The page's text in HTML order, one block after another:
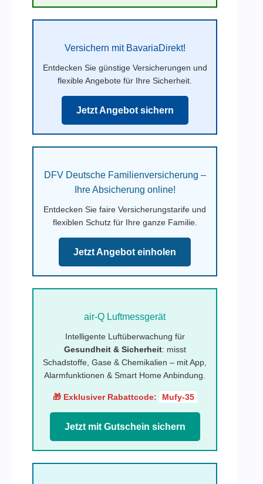
Versichern mit BavariaDirekt!
Entdecken Sie günstige Versicherungen und
flexible Angebote für Ihre Sicherheit.
Jetzt Angebot sichern
DFV Deutsche Familienversicherung –
Ihre Absicherung online!
Entdecken Sie faire Versicherungstarife und
flexiblen Schutz für Ihre ganze Familie.
Jetzt Angebot einholen
air-Q Luftmessgerät
Intelligente Luftüberwachung für
Gesundheit & Sicherheit: misst
Schadstoffe, Gase & Chemikalien – mit App,
Alarmfunktionen & Smart Home Anbindung.
🎁 Exklusiver Rabattcode: Mufy-35
Jetzt mit Gutschein sichern